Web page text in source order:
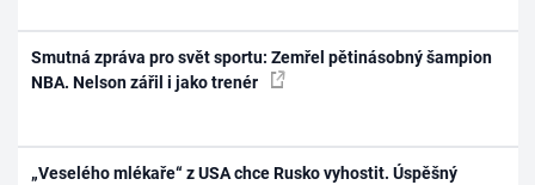
Smutná zpráva pro svět sportu: Zemřel pětinásobný šampion
NBA. Nelson zářil i jako trenér
„Veselého mlékaře“ z USA chce Rusko vyhostit. Úspěšný